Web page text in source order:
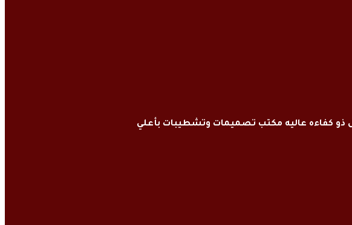
كفاءه عاليه مكتب تصميمات وتشطيبات بأعلي